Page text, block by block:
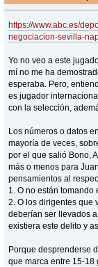
https://www.abc.es/
negociacion-sevilla-
Yo no veo a este
mí no me ha
esperaba. Pero,
es jugador
con la selección,
Los números o datos
mayoría de veces,
por el que salió Bono,
más o menos para
pensamientos al
1. O no están tomando
2. O los dirigentes que
deberían ser llevados
existiera este delito y
Porque desprenderse
que marca entre 15-